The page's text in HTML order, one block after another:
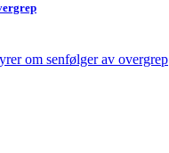
om senfølger av overgrep